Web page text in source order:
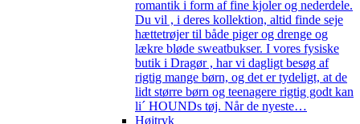
romantik i form af fine kjoler og nederdele.
Du vil , i deres kollektion, altid finde seje
hættetrøjer til både piger og drenge og
lækre bløde sweatbukser. I vores fysiske
butik i Dragør , har vi dagligt besøg af
rigtig mange børn, og det er tydeligt, at de
lidt større børn og teenagere rigtig godt kan
li´ HOUNDs tøj. Når de nyeste…
Højtryk